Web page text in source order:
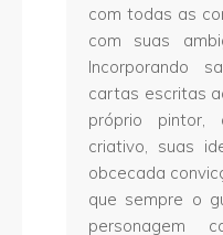
com todas as
com suas
Incorporando
cartas escritas
próprio pintor,
criativo, suas
obcecada
que sempre o
personagem